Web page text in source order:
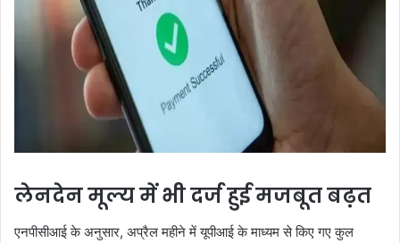
लेनदेन मूल्य में भी दर्ज हुई मजबूत बढ़त
एनपीसीआई के अनुसार, अप्रैल महीने में यूपीआई के माध्यम से किए गए कुल